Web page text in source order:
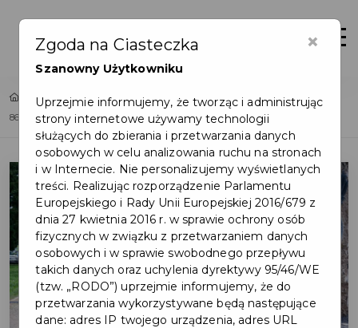
Zaloguj
Home
Lista aktualności
86. rocznica agresji sowieckiej na Polskę i Światowy Dzień Sybiraka
×
Zgoda na Ciasteczka
Szanowny Użytkowniku
Uprzejmie informujemy, że tworząc i administrując
strony internetowe używamy technologii
służących do zbierania i przetwarzania danych
osobowych w celu analizowania ruchu na stronach
i w Internecie. Nie personalizujemy wyświetlanych
treści. Realizując rozporządzenie Parlamentu
Europejskiego i Rady Unii Europejskiej 2016/679 z
dnia 27 kwietnia 2016 r. w sprawie ochrony osób
fizycznych w związku z przetwarzaniem danych
osobowych i w sprawie swobodnego przepływu
takich danych oraz uchylenia dyrektywy 95/46/WE
(tzw. „RODO”) uprzejmie informujemy, że do
przetwarzania wykorzystywane będą następujące
dane: adres IP twojego urządzenia, adres URL